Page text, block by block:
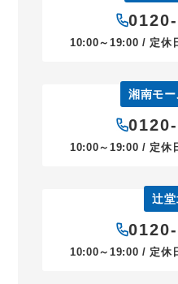
10:00～19:00 / 定休
湘南モ
10:00～19:00 / 定休
辻
10:00～19:00 / 定休